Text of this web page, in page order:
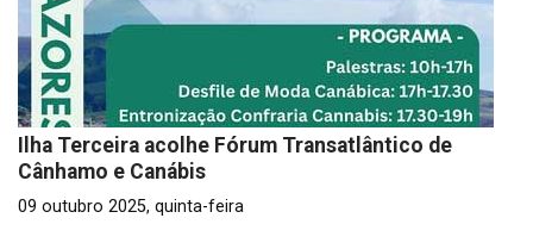
Ilha Terceira acolhe Fórum Transatlântico de
Cânhamo e Canábis
09 outubro 2025, quinta-feira